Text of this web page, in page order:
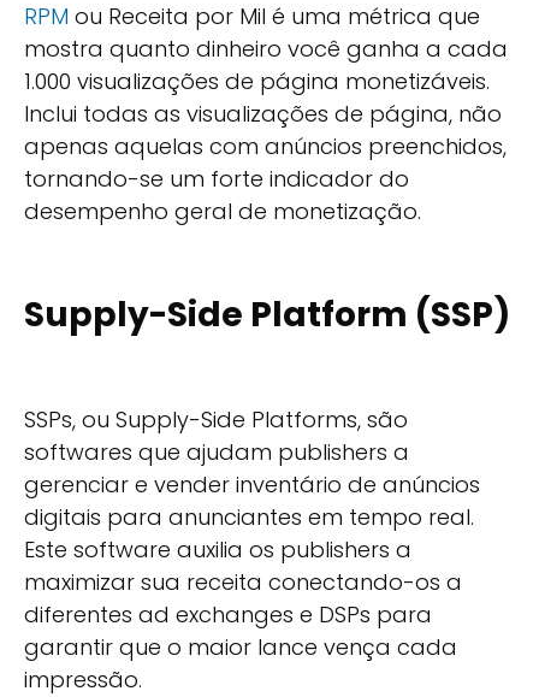
RPM ou Receita por Mil é uma métrica que
mostra quanto dinheiro você ganha a cada
1.000 visualizações de página monetizáveis.
Inclui todas as visualizações de página, não
apenas aquelas com anúncios preenchidos,
tornando-se um forte indicador do
desempenho geral de monetização.
Supply-Side Platform (SSP)
SSPs, ou Supply-Side Platforms, são
softwares que ajudam publishers a
gerenciar e vender inventário de anúncios
digitais para anunciantes em tempo real.
Este software auxilia os publishers a
maximizar sua receita conectando-os a
diferentes ad exchanges e DSPs para
garantir que o maior lance vença cada
impressão.